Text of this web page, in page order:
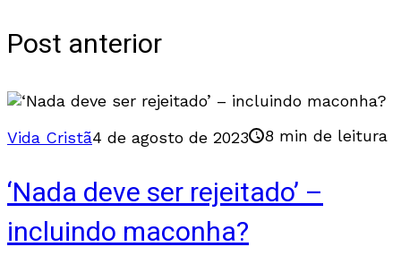
Post anterior
Vida Cristã4 de agosto de 2023 8 min de leitura
‘Nada deve ser rejeitado’ –
incluindo maconha?